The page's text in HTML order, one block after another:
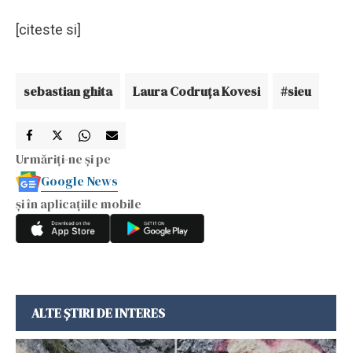
[citeste si]
sebastian ghita Laura Codruţa Kovesi #sieu
Urmăriți-ne și pe
Google News
și în aplicațiile mobile
ALTE ȘTIRI DE INTERES